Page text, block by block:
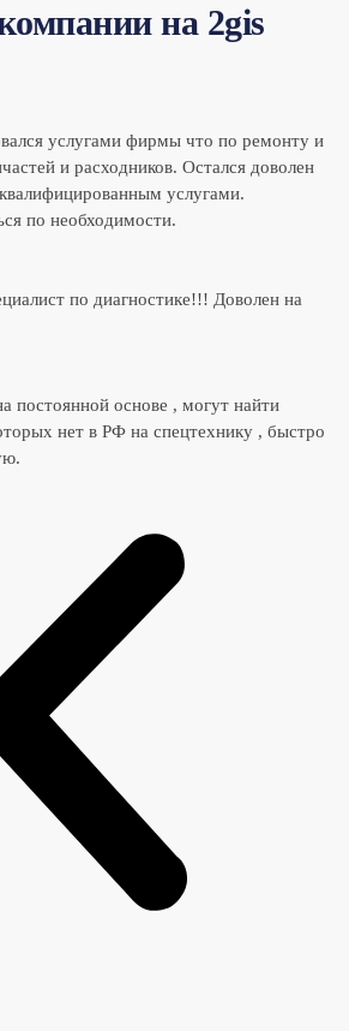
на 2gis
услугами фирмы что по ремонту и
и расходников. Остался доволен
услугами.
по необходимости.
по диагностике!!! Доволен на
постоянной основе , могут найти
нет в РФ на спецтехнику , быстро